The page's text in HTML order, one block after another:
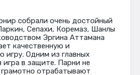
собрали очень достойный
Сепахи, Коремаз, Шанлы
Эргина Аттамана
качественную и
игру. Одним из главных
игра в защите. Парни не
отрабатывают